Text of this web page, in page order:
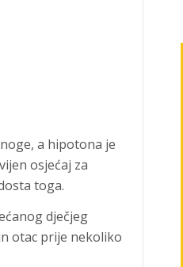
a hipotona je
osjećaj za
toga.
dječjeg
otac prije nekoliko